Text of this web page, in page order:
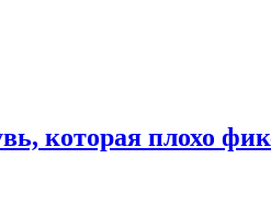
которая плохо